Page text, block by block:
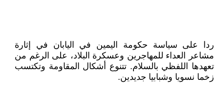
ردا على سياسة حكومة اليمين في اليابان في إثارة
مشاعر العداء للمهاجرين وعسكرة البلاد، على الرغم من
تعهدها اللفظي بالسلام. تتنوع أشكال المقاومة وتكتسب
زخما نسويا وشبابيا جديدين.